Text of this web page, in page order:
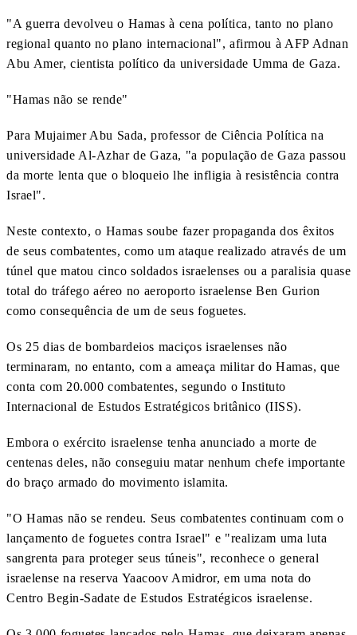
"A guerra devolveu o Hamas à cena política, tanto no plano
regional quanto no plano internacional", afirmou à AFP Adnan
Abu Amer, cientista político da universidade Umma de Gaza.
"Hamas não se rende"
Para Mujaimer Abu Sada, professor de Ciência Política na
universidade Al-Azhar de Gaza, "a população de Gaza passou
da morte lenta que o bloqueio lhe infligia à resistência contra
Israel".
Neste contexto, o Hamas soube fazer propaganda dos êxitos
de seus combatentes, como um ataque realizado através de um
túnel que matou cinco soldados israelenses ou a paralisia quase
total do tráfego aéreo no aeroporto israelense Ben Gurion
como consequência de um de seus foguetes.
Os 25 dias de bombardeios maciços israelenses não
terminaram, no entanto, com a ameaça militar do Hamas, que
conta com 20.000 combatentes, segundo o Instituto
Internacional de Estudos Estratégicos britânico (IISS).
Embora o exército israelense tenha anunciado a morte de
centenas deles, não conseguiu matar nenhum chefe importante
do braço armado do movimento islamita.
"O Hamas não se rendeu. Seus combatentes continuam com o
lançamento de foguetes contra Israel" e "realizam uma luta
sangrenta para proteger seus túneis", reconhece o general
israelense na reserva Yaacoov Amidror, em uma nota do
Centro Begin-Sadate de Estudos Estratégicos israelense.